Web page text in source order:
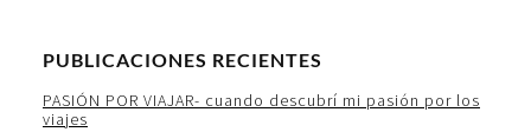
PUBLICACIONES RECIENTES
PASIÓN POR VIAJAR- cuando descubrí mi pasión por los
viajes